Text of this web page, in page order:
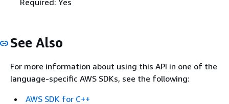
See Also
For more information about using this API in one of the
language-specific AWS SDKs, see the following:
AWS SDK for C++